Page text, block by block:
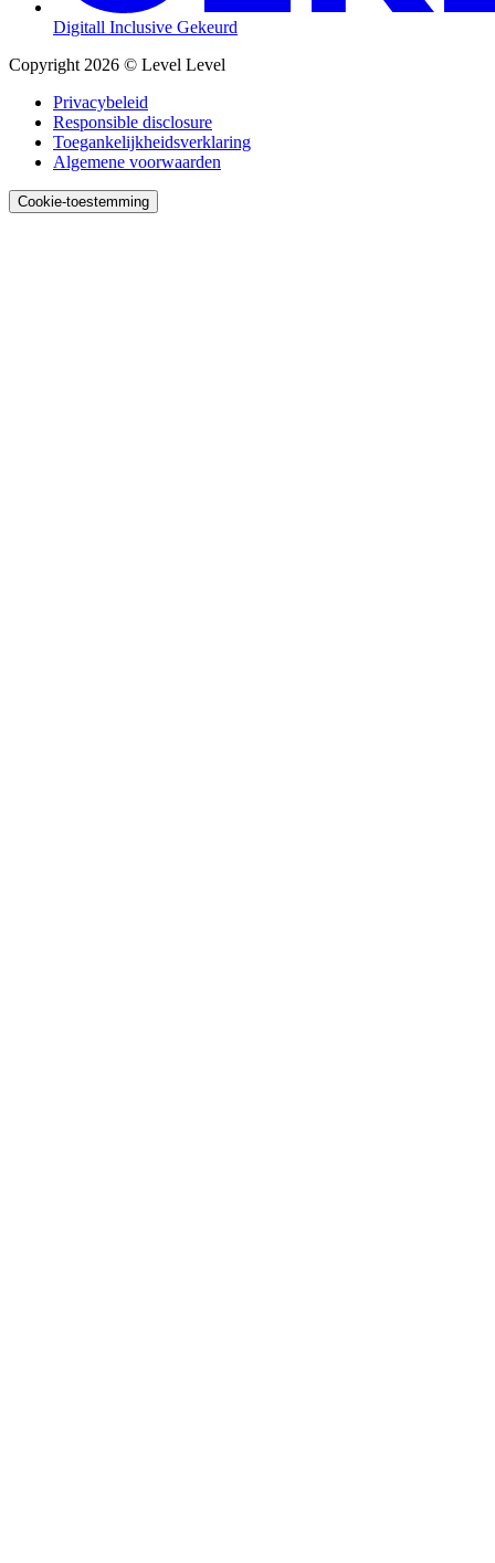
Digitall Inclusive Gekeurd
Copyright 2026 © Level Level
Privacybeleid
Responsible disclosure
Toegankelijk­heids­verklaring
Algemene voorwaarden
Cookie-toestemming